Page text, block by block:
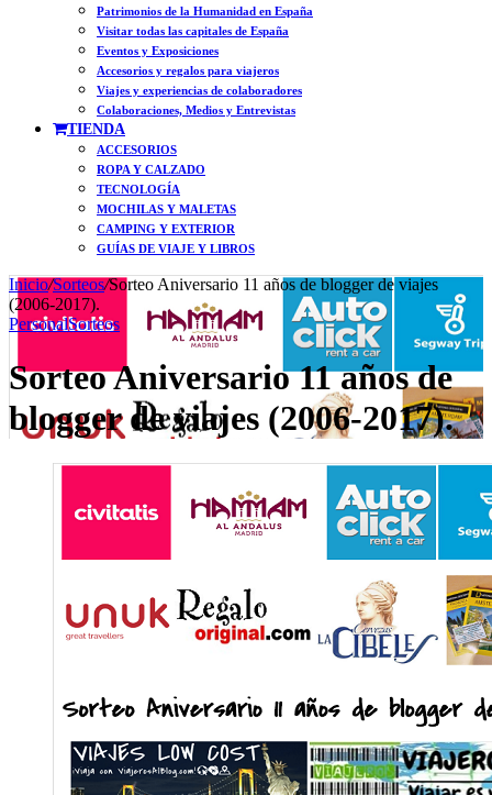
Patrimonios de la Humanidad en España
Visitar todas las capitales de España
Eventos y Exposiciones
Accesorios y regalos para viajeros
Viajes y experiencias de colaboradores
Colaboraciones, Medios y Entrevistas
TIENDA
ACCESORIOS
ROPA Y CALZADO
TECNOLOGÍA
MOCHILAS Y MALETAS
CAMPING Y EXTERIOR
GUÍAS DE VIAJE Y LIBROS
Inicio/Sorteos/Sorteo Aniversario 11 años de blogger de viajes
(2006-2017).
PersonalSorteos
Sorteo Aniversario 11 años de
blogger de viajes (2006-2017).